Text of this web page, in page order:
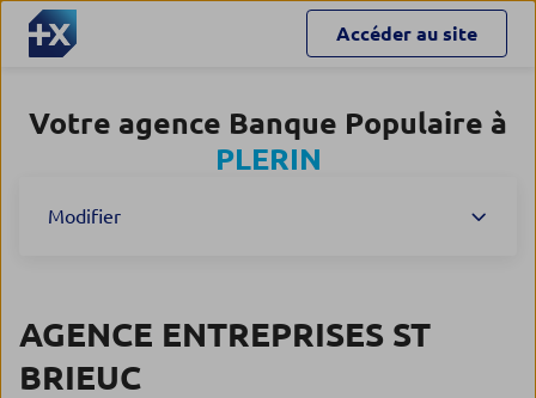
Accéder au site
Votre agence Banque Populaire à
PLERIN
Modifier
AGENCE ENTREPRISES ST
BRIEUC